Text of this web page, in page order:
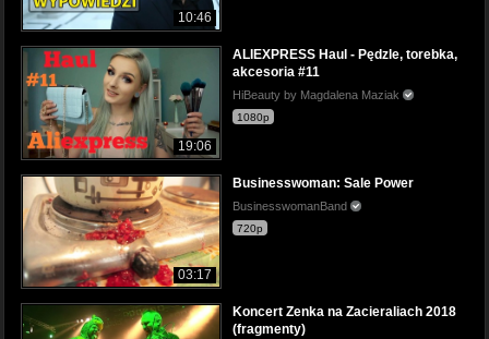
10:46
19:06
ALIEXPRESS Haul - Pędzle, torebka,
akcesoria #11
HiBeauty by Magdalena Maziak
1080p
03:17
Businesswoman: Sale Power
BusinesswomanBand
720p
Koncert Zenka na Zacieraliach 2018
(fragmenty)